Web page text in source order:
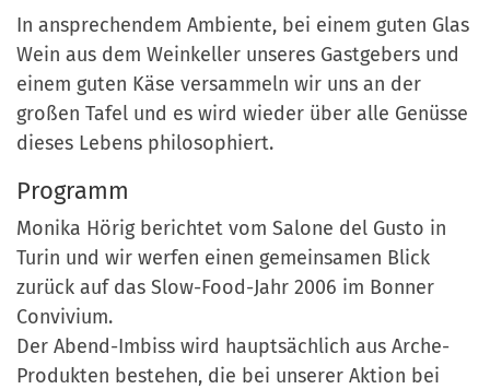
In ansprechendem Ambiente, bei einem guten Glas
Wein aus dem Weinkeller unseres Gastgebers und
einem guten Käse versammeln wir uns an der
großen Tafel und es wird wieder über alle Genüsse
dieses Lebens philosophiert.
Programm
Monika Hörig berichtet vom Salone del Gusto in
Turin und wir werfen einen gemeinsamen Blick
zurück auf das Slow-Food-Jahr 2006 im Bonner
Convivium.
Der Abend-Imbiss wird hauptsächlich aus Arche-
Produkten bestehen, die bei unserer Aktion bei